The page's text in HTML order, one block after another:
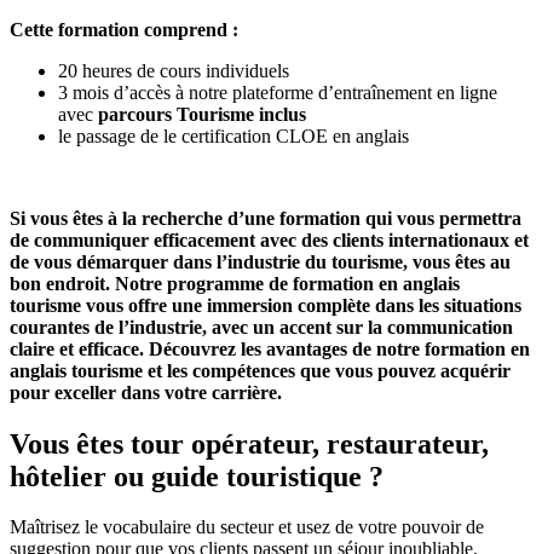
Cette formation comprend :
20 heures de cours individuels
3 mois d’accès à notre plateforme d’entraînement en ligne
avec parcours Tourisme inclus
le passage de le certification CLOE en anglais
Si vous êtes à la recherche d’une formation qui vous permettra
de communiquer efficacement avec des clients internationaux et
de vous démarquer dans l’industrie du tourisme, vous êtes au
bon endroit. Notre programme de formation en anglais
tourisme vous offre une immersion complète dans les situations
courantes de l’industrie, avec un accent sur la communication
claire et efficace. Découvrez les avantages de notre formation en
anglais tourisme et les compétences que vous pouvez acquérir
pour exceller dans votre carrière.
Vous êtes tour opérateur, restaurateur,
hôtelier ou guide touristique ?
Maîtrisez le vocabulaire du secteur et usez de votre pouvoir de
suggestion pour que vos clients passent un séjour inoubliable.